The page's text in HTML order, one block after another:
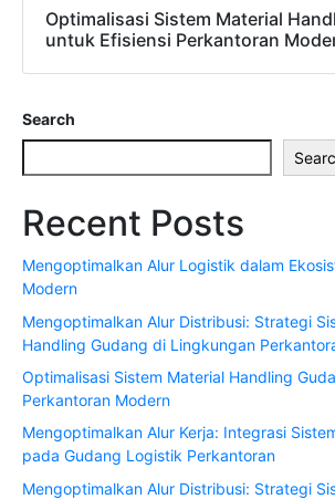
Optimalisasi Sistem Material
untuk Efisiensi Perkantoran
Search
Recent Posts
Mengoptimalkan Alur Logistik dalam
Modern
Mengoptimalkan Alur Distribusi: Strategi
Handling Gudang di Lingkungan
Optimalisasi Sistem Material Handling
Perkantoran Modern
Mengoptimalkan Alur Kerja: Integrasi
pada Gudang Logistik Perkantoran
Mengoptimalkan Alur Distribusi: Strategi